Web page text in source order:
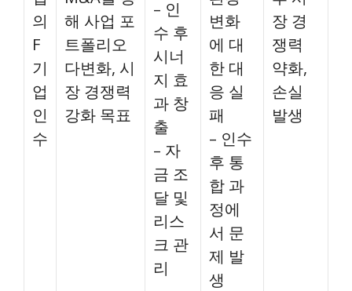
의
F
기
업
인
수
해 사업 포
트폴리오
다변화, 시
장 경쟁력
강화 목표
– 인
수 후
시너
지 효
과 창
출
– 자
금 조
달 및
리스
크 관
리
변화
에 대
한 대
응 실
패
– 인수
후 통
합 과
정에
서 문
제 발
생
장 경
쟁력
약화,
손실
발생